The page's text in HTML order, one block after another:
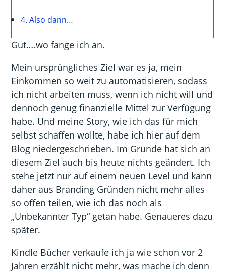
Also dann…
Gut….wo fange ich an.
Mein ursprüngliches Ziel war es ja, mein
Einkommen so weit zu automatisieren, sodass
ich nicht arbeiten muss, wenn ich nicht will und
dennoch genug finanzielle Mittel zur Verfügung
habe. Und meine Story, wie ich das für mich
selbst schaffen wollte, habe ich hier auf dem
Blog niedergeschrieben. Im Grunde hat sich an
diesem Ziel auch bis heute nichts geändert. Ich
stehe jetzt nur auf einem neuen Level und kann
daher aus Branding Gründen nicht mehr alles
so offen teilen, wie ich das noch als
„Unbekannter Typ“ getan habe. Genaueres dazu
später.
Kindle Bücher verkaufe ich ja wie schon vor 2
Jahren erzählt nicht mehr, was mache ich denn